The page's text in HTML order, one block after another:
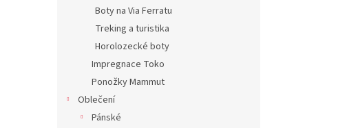
Boty na Via Ferratu
Treking a turistika
Horolozecké boty
Impregnace Toko
Ponožky Mammut
Oblečení
Pánské